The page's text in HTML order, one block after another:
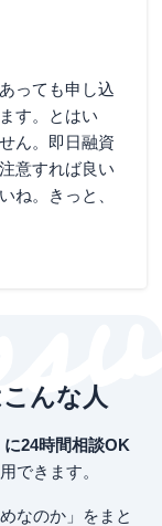
っても申し込
す。とはい
ん。即日融資
意すれば良い
ね。きっと、
んな人
24時間相談OK
できます。
なのか」をまと